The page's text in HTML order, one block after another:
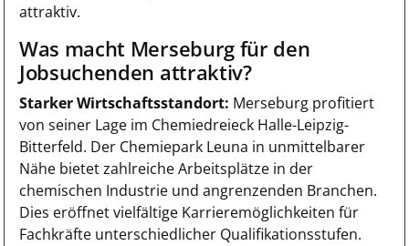
attraktiv.
Was macht Merseburg für den
Jobsuchenden attraktiv?
Starker Wirtschaftsstandort: Merseburg profitiert
von seiner Lage im Chemiedreieck Halle-Leipzig-
Bitterfeld. Der Chemiepark Leuna in unmittelbarer
Nähe bietet zahlreiche Arbeitsplätze in der
chemischen Industrie und angrenzenden Branchen.
Dies eröffnet vielfältige Karrieremöglichkeiten für
Fachkräfte unterschiedlicher Qualifikationsstufen.